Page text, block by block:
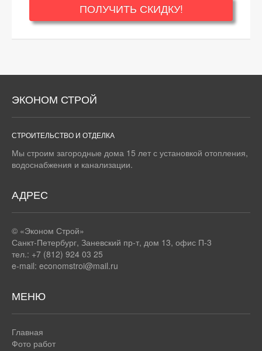
ПОЛУЧИТЬ СКИДКУ!
ЭКОНОМ СТРОЙ
СТРОИТЕЛЬСТВО И ОТДЕЛКА
Мы строим загородные дома 15 лет с установкой отопления,
водоснабжения и канализации.
АДРЕС
© «Эконом Строй»
Санкт-Петербург, Заневский пр-т, дом 13, офис П-3
тел.: +7 (812) 924 03 25
e-mail: economstroi@mail.ru
МЕНЮ
Главная
Фото работ